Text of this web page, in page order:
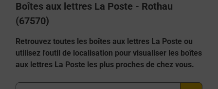
Boîtes aux lettres La Poste - Rothau
(67570)
Retrouvez toutes les boîtes aux lettres La Poste ou
utilisez l'outil de localisation pour visualiser les boîtes
aux lettres La Poste les plus proches de chez vous.